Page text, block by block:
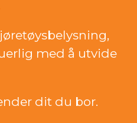
med å utvide
dit du bor.